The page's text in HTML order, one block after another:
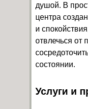
душой. В
центра
и
отвлечься от
состоянии.
Услуги и